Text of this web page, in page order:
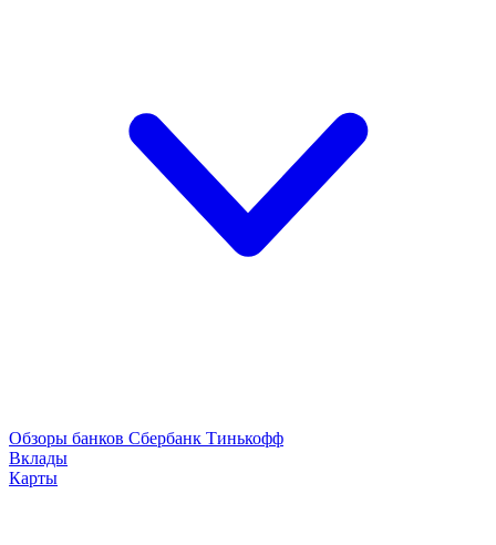
Обзоры банков Сбербанк Тинькофф
Вклады
Карты